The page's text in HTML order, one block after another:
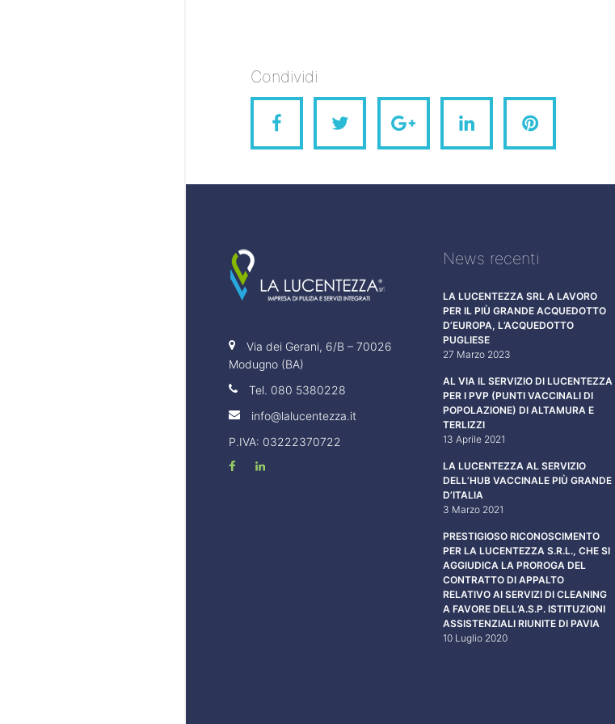
Condividi
Via dei Gerani, 6/B – 70026
Modugno (BA)
Tel. 080 5380228
info@lalucentezza.it
P.IVA: 03222370722
News recenti
LA LUCENTEZZA SRL A LAVORO
PER IL PIÙ GRANDE ACQUEDOTTO
D’EUROPA, L’ACQUEDOTTO
PUGLIESE
27 Marzo 2023
AL VIA IL SERVIZIO DI LUCENTEZZA
PER I PVP (PUNTI VACCINALI DI
POPOLAZIONE) DI ALTAMURA E
TERLIZZI
13 Aprile 2021
LA LUCENTEZZA AL SERVIZIO
DELL’HUB VACCINALE PIÙ GRANDE
D’ITALIA
3 Marzo 2021
PRESTIGIOSO RICONOSCIMENTO
PER LA LUCENTEZZA S.R.L., CHE SI
AGGIUDICA LA PROROGA DEL
CONTRATTO DI APPALTO
RELATIVO AI SERVIZI DI CLEANING
A FAVORE DELL’A.S.P. ISTITUZIONI
ASSISTENZIALI RIUNITE DI PAVIA
10 Luglio 2020